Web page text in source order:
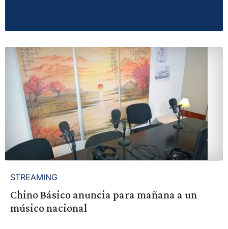
STREAMING
Chino Básico anuncia para mañana a un
músico nacional